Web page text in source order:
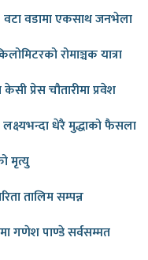
वडामा एकसाथ जनभेला
रोमाञ्चक यात्रा
प्रेस चौतारीमा प्रवेश
धेरै मुद्धाको फैसला
मृत्यु
तालिम सम्पन्न
गणेश पाण्डे सर्वसम्मत